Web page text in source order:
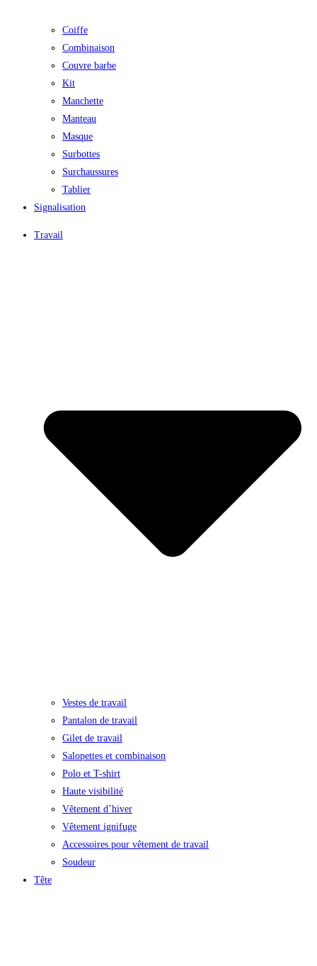
Coiffe
Combinaison
Couvre barbe
Kit
Manchette
Manteau
Masque
Surbottes
Surchaussures
Tablier
Signalisation
Travail
Vestes de travail
Pantalon de travail
Gilet de travail
Salopettes et combinaison
Polo et T-shirt
Haute visibilité
Vêtement d’hiver
Vêtement ignifuge
Accessoires pour vêtement de travail
Soudeur
Tête